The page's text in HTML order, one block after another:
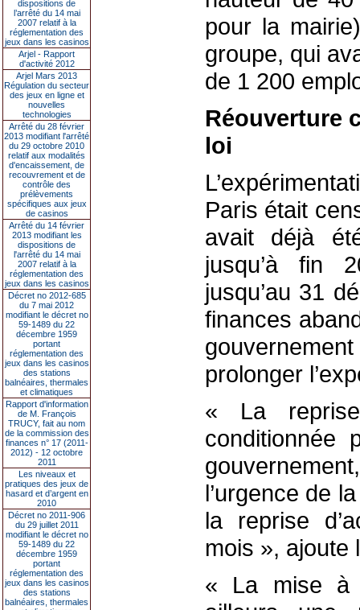
dispositions de
l’arrêté du 14 mai
2007 relatif à la
réglementation des
jeux dans les casinos
Arjel - Rapport
d'activité 2012
Arjel Mars 2013
Régulation du secteur
des jeux en ligne et
nouvelles
technologies
Arrêté du 28 février
2013 modifiant l'arrêté
du 29 octobre 2010
relatif aux modalités
d'encaissement, de
recouvrement et de
contrôle des
prélèvements
spécifiques aux jeux
de casinos
Arrêté du 14 février
2013 modifiant les
dispositions de
l'arrêté du 14 mai
2007 relatif à la
réglementation des
jeux dans les casinos
Décret no 2012-685
du 7 mai 2012
modifiant le décret no
59-1489 du 22
décembre 1959
portant
réglementation des
jeux dans les casinos
des stations
balnéaires, thermales
et climatiques
Rapport d'information
de M. François
TRUCY, fait au nom
de la commission des
finances n° 17 (2011-
2012) - 12 octobre
2011
Les niveaux et
pratiques des jeux de
hasard et d’argent en
2010
Décret no 2011-906
du 29 juillet 2011
modifiant le décret no
59-1489 du 22
décembre 1959
portant
réglementation des
jeux dans les casinos
des stations
balnéaires, thermales
pour la
groupe, qui
de 1 200
Réouverture
loi
Paris était
avait déjà
jusqu’à fin
jusqu’au 31
finances
prolonger
« La
conditionnée
l’urgence de
la reprise
mois », ajoute
« La mise à